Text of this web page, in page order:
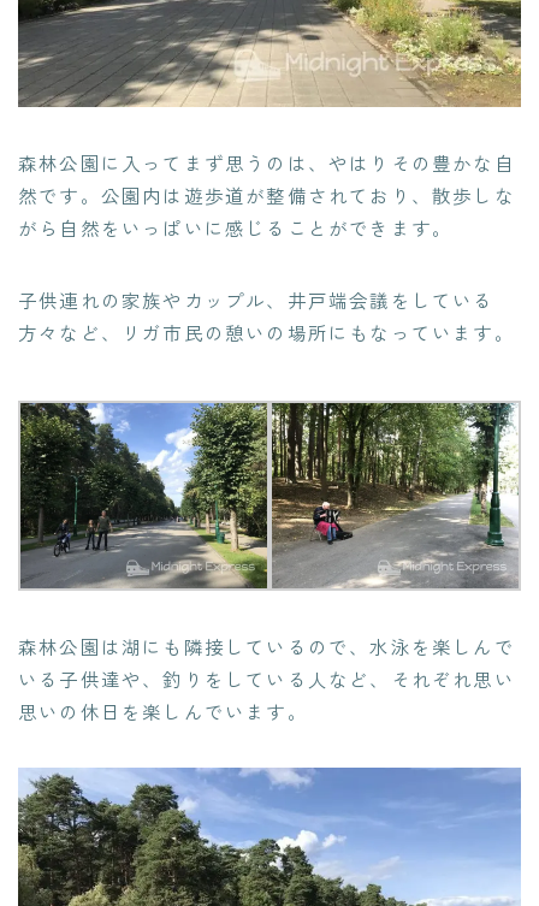
森林公園に入ってまず思うのは、やはりその豊かな自
然です。公園内は遊歩道が整備されており、散歩しな
がら自然をいっぱいに感じることができます。
子供連れの家族やカップル、井戸端会議をしている
方々など、リガ市民の憩いの場所にもなっています。
森林公園は湖にも隣接しているので、水泳を楽しんで
いる子供達や、釣りをしている人など、それぞれ思い
思いの休日を楽しんでいます。